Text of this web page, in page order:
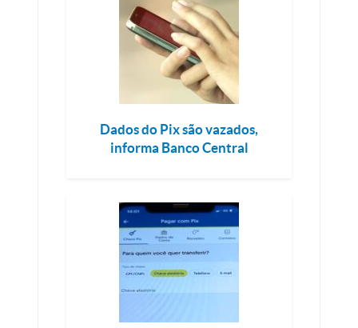
Dados do Pix são vazados,
informa Banco Central